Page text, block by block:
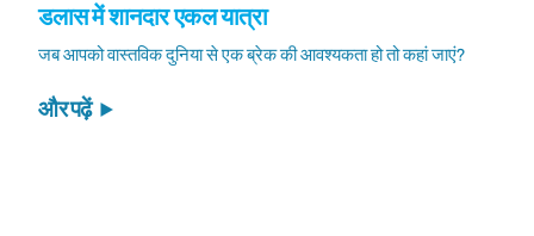
डलास में शानदार एकल यात्रा
जब आपको वास्तविक दुनिया से एक ब्रेक की आवश्यकता हो तो कहां जाएं?
और पढ़ें